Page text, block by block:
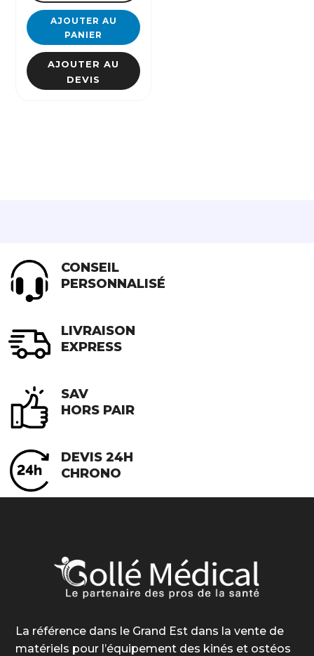
AJOUTER AU
PANIER
AJOUTER AU
DEVIS
CONSEIL
PERSONNALISÉ
LIVRAISON
EXPRESS
SAV
HORS PAIR
DEVIS 24H
CHRONO
La référence dans le Grand Est dans la vente de
matériels pour l’équipement des kinés et ostéos